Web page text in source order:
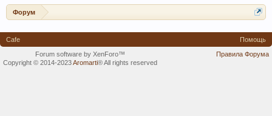
Форум
Cafe
Помощь
Правила Форума
Forum software by XenForo™
Copyright © 2014-2023Aromarti®All rights reserved